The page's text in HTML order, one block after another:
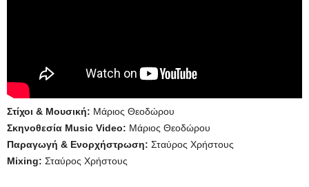
Στίχοι & Μουσική: Μάριος Θεοδώρου
Σκηνοθεσία Music Video: Μάριος Θεοδώρου
Παραγωγή & Ενορχήστρωση: Σταύρος Χρήστους
Mixing: Σταύρος Χρήστους